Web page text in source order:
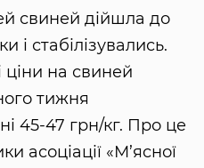
свиней дійшла до
і стабілізувались.
ціни на свиней
тижня
45-47 грн/кг. Про це
асоціації «М’ясної